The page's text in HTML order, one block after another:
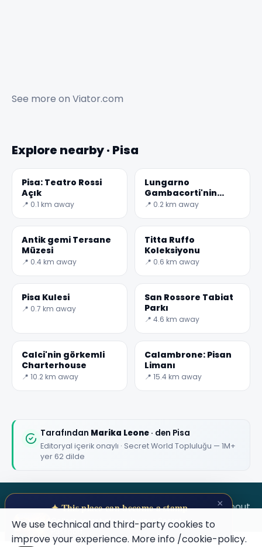
See more on Viator.com
Explore nearby · Pisa
Pisa: Teatro Rossi
Açık
📍 0.1 km away
Lungarno
Gambacorti'nin
parapetine
noktasında nehre
bakan
📍 0.2 km away
Antik gemi Tersane
Müzesi
📍 0.4 km away
Titta Ruffo
Koleksiyonu
📍 0.6 km away
Pisa Kulesi
📍 0.7 km away
San Rossore Tabiat
Parkı
📍 4.6 km away
Calci'nin görkemli
Charterhouse
📍 10.2 km away
Calambrone: Pisan
Limanı
📍 15.4 km away
Tarafından Marika Leone · den Pisa
Editoryal içerik onaylı · Secret World Topluluğu — 1M+
yer 62 dilde
SECRET WORLD TermsPrivacyAbout
We use technical and third-party cookies to
improve your experience. More info /cookie-policy.
×
✦ This place can become a stamp
Collect secret places in your Secret